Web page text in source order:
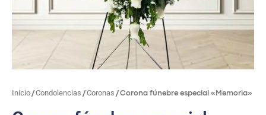
Inicio /Condolencias /Coronas / Corona fúnebre especial «Memoria»